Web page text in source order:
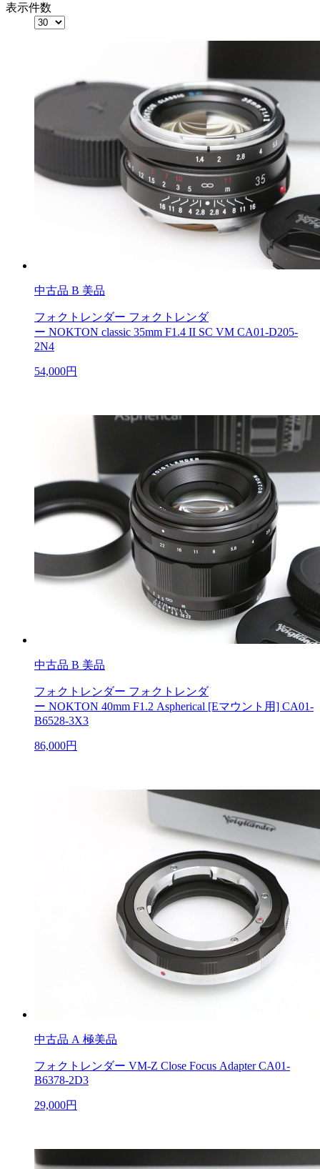
表示件数
中古品 B 美品
フォクトレンダー フォクトレンダ
ー NOKTON classic 35mm F1.4 II SC VM CA01-D205-
2N4
54,000円
中古品 B 美品
フォクトレンダー フォクトレンダ
ー NOKTON 40mm F1.2 Aspherical [Eマウント用] CA01-
B6528-3X3
86,000円
中古品 A 極美品
フォクトレンダー VM-Z Close Focus Adapter CA01-
B6378-2D3
29,000円